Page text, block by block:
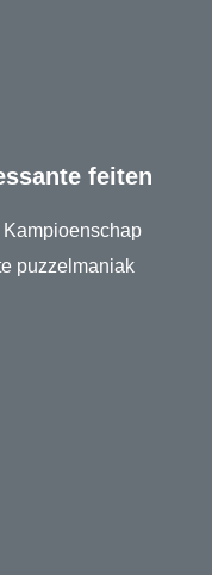
feiten
Kampioenschap
puzzelmaniak